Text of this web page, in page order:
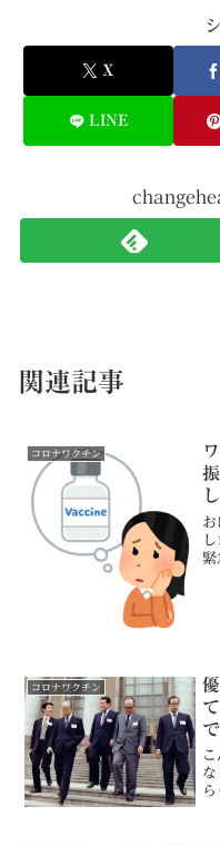
k
X
LINE
関連記事
コロナワクチン
お
緊
コロナワクチン
な